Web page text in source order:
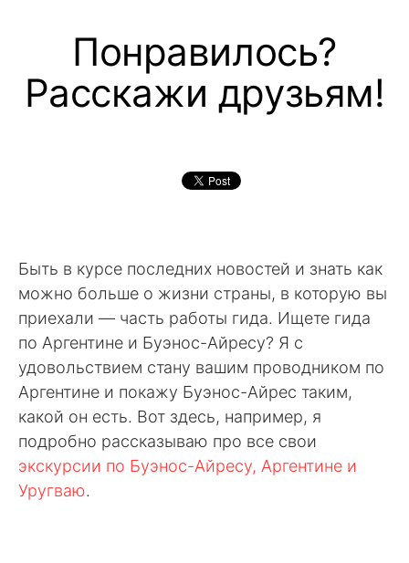
Понравилось?
Расскажи друзьям!
Быть в курсе последних новостей и знать как
можно больше о жизни страны, в которую вы
приехали — часть работы гида. Ищете гида
по Аргентине и Буэнос-Айресу? Я с
удовольствием стану вашим проводником по
Аргентине и покажу Буэнос-Айрес таким,
какой он есть. Вот здесь, например, я
подробно рассказываю про все свои
экскурсии по Буэнос-Айресу, Аргентине и
Уругваю.